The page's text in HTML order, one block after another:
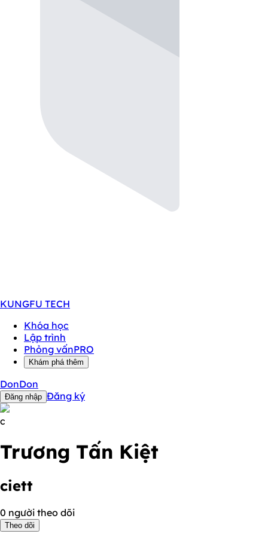
KUNGFU TECH
Khóa học
Lập trình
Phỏng vấnPRO
Khám phá thêm
DonDon
Đăng nhập Đăng ký
c
Trương Tấn Kiệt
ciett
0 người theo dõi
Theo dõi